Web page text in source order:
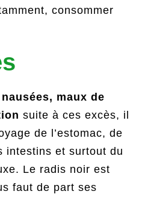
consommer
nausées, maux de
suite à ces excès, il
de l’estomac, de
intestins et surtout du
Le radis noir est
faut de part ses